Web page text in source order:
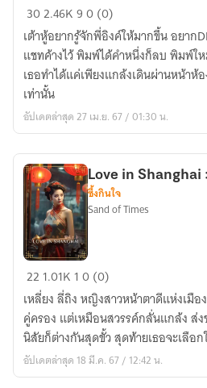
[E-
Book]
แอบ
รัก
รุ่น
พี่
ขี้
-
YURI
(อ่าน
ฟรี
ก่อน
ติด
เหรียญ)
302.46K90 (0)
เต้าหู้อยากรู้จักพี่อิงค์ให้มากขึ้น อยาก
แชทค้างไว้ พิมพ์ได้คำหนึ่งก็ลบ พิมพ์ใ
เธอทำได้แค่เพียงแกล้งเดินผ่านหน้าห้
เท่านั้น
อัปเดตล่าสุด 27 เม.ย. 67 / 01:30 น.
Love
Shanghai
:
ใคร
คือ
Love in Shanghai
ซึ้งกินใจ
Sand of Times
22 1.01K 10 (0)
เหลี่ยง ลี่ถิง หญิงสาวหน้าตาดีแห่งเมือ
คู่ครอง แต่เหมือนสวรรค์กลั่นแกล้ง ส่
นิสัยก็ต่างกันสุดขั้ว สุดท้ายเธอจะเลือ
อัปเดตล่าสุด 18 มี.ค. 67 / 12:42 น.